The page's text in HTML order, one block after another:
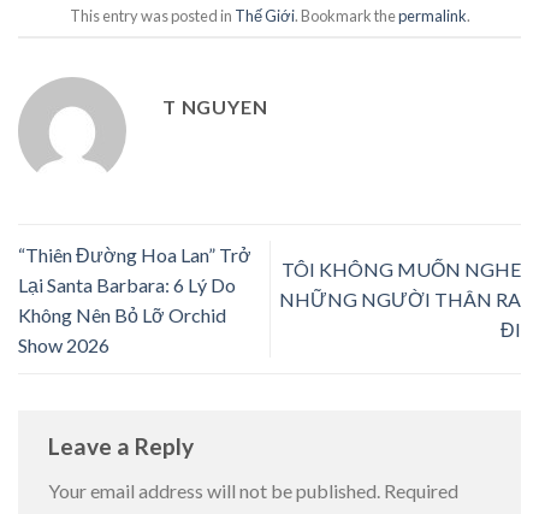
This entry was posted in Thế Giới. Bookmark thepermalink.
T NGUYEN
“Thiên Đường Hoa Lan” Trở
Lại Santa Barbara: 6 Lý Do
Không Nên Bỏ Lỡ Orchid
Show 2026
TÔI KHÔNG MUỐN NGHE
NHỮNG NGƯỜI THÂN RA
ĐI
Leave a Reply
Your email address will not be published. Required